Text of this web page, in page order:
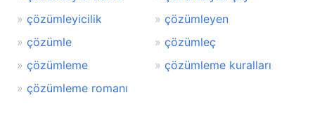
çözümleyicilik
çözümleyen
çözümle
çözümleç
çözümleme
çözümleme kuralları
çözümleme romanı